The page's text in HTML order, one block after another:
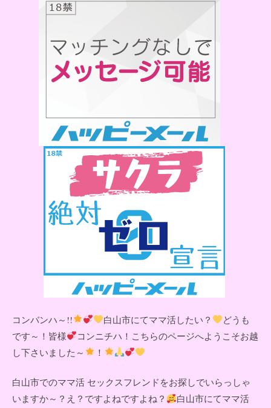
コンバンハ～!! 白山市にてママ活したい？
どうも
です～！皆様
コンニチハ！こちらのページへようこそお越
し下さいました～
！
白山市でのママ活 セックスフレンドをお探しでいらっしゃ
いますか～？え？ですよねですよね？
白山市にてママ活